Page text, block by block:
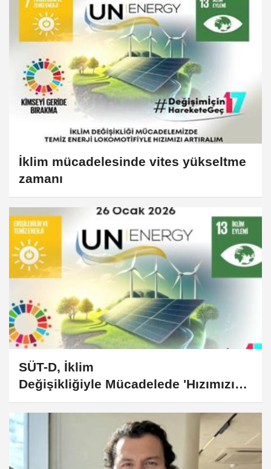
İklim mücadelesinde vites yükseltme
zamanı
SÜT-D, İklim
Değişikliğiyle Mücadelede 'Hızımızı
Artıralım' Çağrısı Yaptı